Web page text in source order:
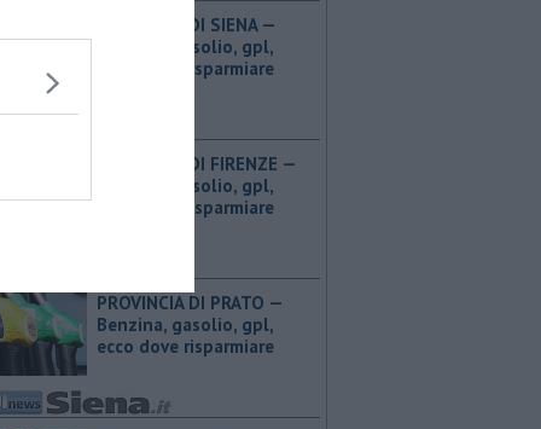
PROVINCIA DI SIENA — ​
Benzina, gasolio, gpl,
ecco dove risparmiare
PROVINCIA DI FIRENZE — ​
Benzina, gasolio, gpl,
ecco dove risparmiare
PROVINCIA DI PRATO — ​
Benzina, gasolio, gpl,
ecco dove risparmiare